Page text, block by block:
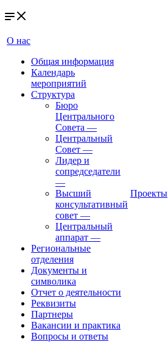
О нас
Общая информация
Календарь
мероприятий
Структура
Бюро
Центрального
Совета —
Центральный
Совет —
Лидер и
сопредседатели
—
Высший
консультативный
совет —
Центральный
аппарат —
Региональные
отделения
Документы и
символика
Отчет о деятельности
Реквизиты
Партнеры
Вакансии и практика
Вопросы и ответы
Проекты